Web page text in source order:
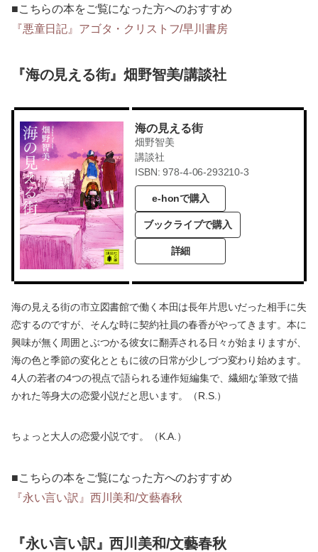
■こちらの本をご覧になった方へのおすすめ
『悪童日記』アゴタ・クリストフ/早川書房
『海の見える街』畑野智美/講談社
海の見える街
畑野智美
講談社
ISBN: 978-4-06-293210-3
e-honで購入
ブックライブで購入
詳細
海の見える街の市立図書館で働く本田は長年片思いだった相手に失
恋するのですが、そんな時に契約社員の春香がやってきます。本に
興味が無く周囲とぶつかる彼女に翻弄される日々が始まりますが、
海の色と季節の変化とともに彼の日常が少しづつ変わり始めます。
4人の若者の4つの視点で語られる連作短編集で、繊細な筆致で描
かれた等身大の恋愛小説だと思います。（R.S.）
ちょっと大人の恋愛小説です。（K.A.）
■こちらの本をご覧になった方へのおすすめ
『永い言い訳』西川美和/文藝春秋
『永い言い訳』西川美和/文藝春秋